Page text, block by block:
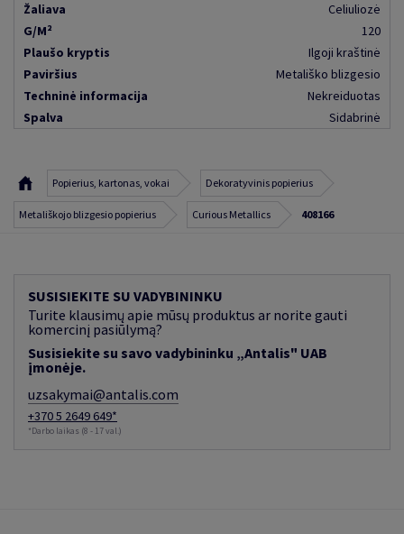
Žaliava
Celiuliozė
G/M²
120
Plaušo kryptis
Ilgoji kraštinė
Paviršius
Metališko blizgesio
Techninė informacija
Nekreiduotas
Spalva
Sidabrinė
Popierius, kartonas, vokai Dekoratyvinis popierius
Metališkojo blizgesio popierius Curious Metallics 408166
SUSISIEKITE SU VADYBININKU
Turite klausimų apie mūsų produktus ar norite gauti
komercinį pasiūlymą?
Susisiekite su savo vadybininku „Antalis" UAB
įmonėje.
uzsakymai@antalis.com
+370 5 2649 649*
*Darbo laikas (8 - 17 val.)